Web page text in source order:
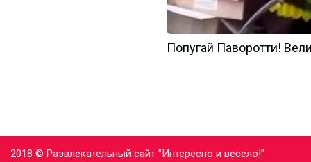
Попугай Паворотти!
2018 © Развлекательный сайт "Интересно и весело!"